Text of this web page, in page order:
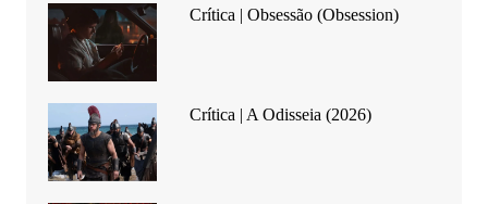
Crítica | Obsessão (Obsession)
Crítica | A Odisseia (2026)